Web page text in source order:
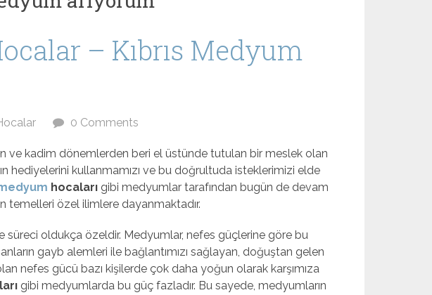
– Kıbrıs Medyum
0 Comments
ve kadim dönemlerden beri el üstünde tutulan bir meslek olan
hediyelerini kullanmamızı ve bu doğrultuda isteklerimizi elde
hocaları gibi medyumlar tarafından bugün de devam
temelleri özel ilimlere dayanmaktadır.
süreci oldukça özeldir. Medyumlar, nefes güçlerine göre bu
gayb alemleri ile bağlantımızı sağlayan, doğuştan gelen
nefes gücü bazı kişilerde çok daha yoğun olarak karşımıza
gibi medyumlarda bu güç fazladır. Bu sayede, medyumların